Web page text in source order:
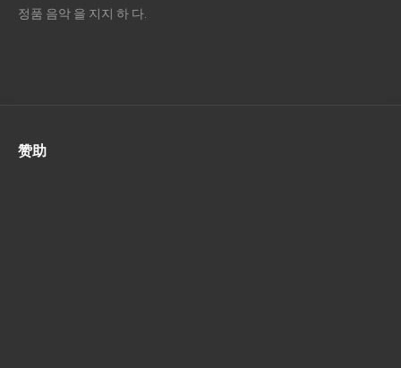
정품 음악 을 지지 하 다.
赞助